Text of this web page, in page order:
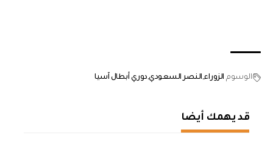
الوسوم الزوراء النصر السعودي دوري أبطال آسيا
قد يهمك أيضا